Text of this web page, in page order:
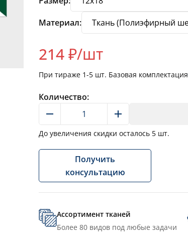
Материал:
214₽/шт
При тираже 1-5 шт. Базовая комплектация
Количество:
До увеличения скидки осталось 5 шт.
Получить
консультацию
Ассортимент тканей
Более 80 видов под любые задачи